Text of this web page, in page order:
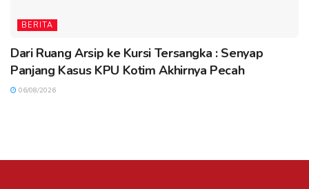
BERITA
Dari Ruang Arsip ke Kursi Tersangka : Senyap
Panjang Kasus KPU Kotim Akhirnya Pecah
06/08/2026